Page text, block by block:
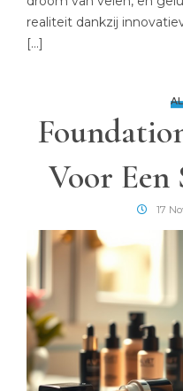
realiteit dankzij
[…]
Voor Een
17